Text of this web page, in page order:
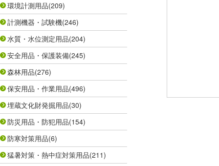
環境計測用品(209)
計測機器・試験機(246)
水質・水位測定用品(204)
安全用品・保護装備(245)
森林用品(276)
保安用品・作業用品(496)
埋蔵文化財発掘用品(30)
防災用品・防犯用品(154)
防寒対策用品(6)
猛暑対策・熱中症対策用品(211)